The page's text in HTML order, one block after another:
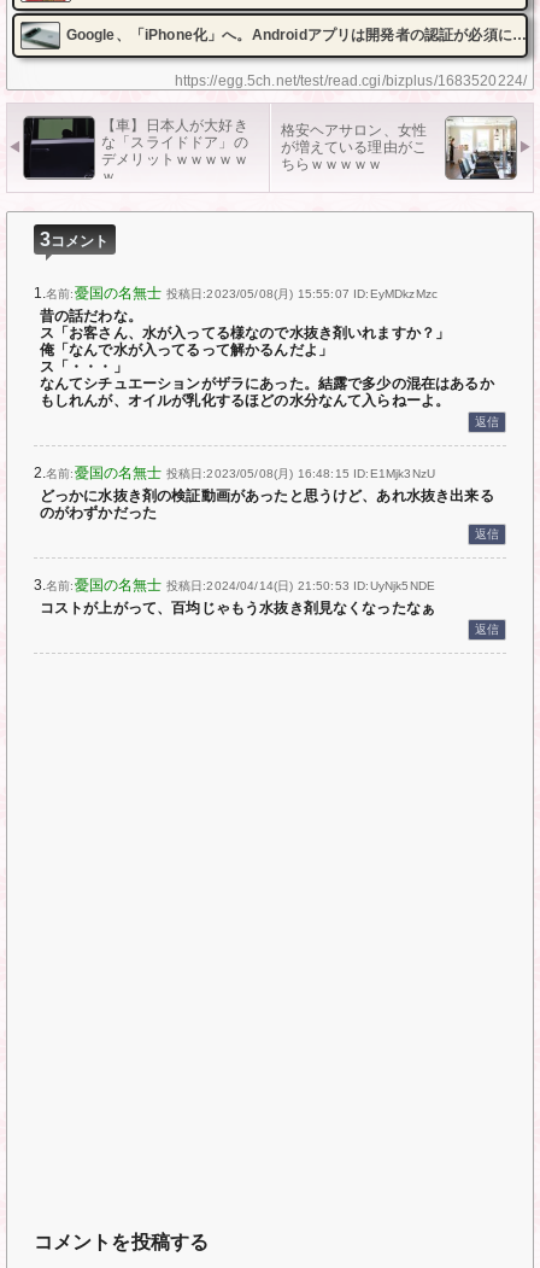
https://egg.5ch.net/test/read.cgi/bizplus/1683520224/
Google、「iPhone化」へ。Androidアプリは開発者の認証が必須に
【車】日本人が大好き
な「スライドドア」の
デメリットｗｗｗｗｗ
ｗ
格安ヘアサロン、女性
が増えている理由がこ
ちらｗｗｗｗｗ
3コメント
1.名前:憂国の名無士 投稿日:2023/05/08(月) 15:55:07 ID:EyMDkzMzc
昔の話だわな。
ス「お客さん、水が入ってる様なので水抜き剤いれますか？」
俺「なんで水が入ってるって解かるんだよ」
ス「・・・」
なんてシチュエーションがザラにあった。結露で多少の混在はあるか
もしれんが、オイルが乳化するほどの水分なんて入らねーよ。
返信
2.名前:憂国の名無士 投稿日:2023/05/08(月) 16:48:15 ID:E1Mjk3NzU
どっかに水抜き剤の検証動画があったと思うけど、あれ水抜き出来る
のがわずかだった
返信
3.名前:憂国の名無士 投稿日:2024/04/14(日) 21:50:53 ID:UyNjk5NDE
コストが上がって、百均じゃもう水抜き剤見なくなったなぁ
返信
コメントを投稿する